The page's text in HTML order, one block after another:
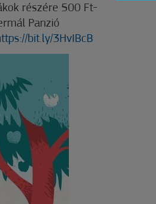
részére 500 Ft-
Panzió
bit.ly/3HvIBcB